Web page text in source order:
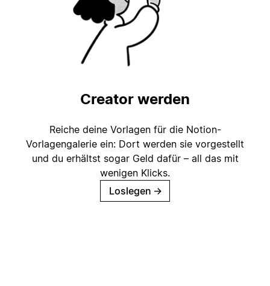
Creator werden
Reiche deine Vorlagen für die Notion-
Vorlagengalerie ein: Dort werden sie vorgestellt
und du erhältst sogar Geld dafür – all das mit
wenigen Klicks.
Loslegen →